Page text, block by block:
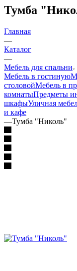
Тумба
Главная
—
Каталог
—
Мебель для спальни
Мебель в гостиную
столовойМебель в
комнатыПредметы
шкафыУличная
и кафе
—Тумба "Николь"